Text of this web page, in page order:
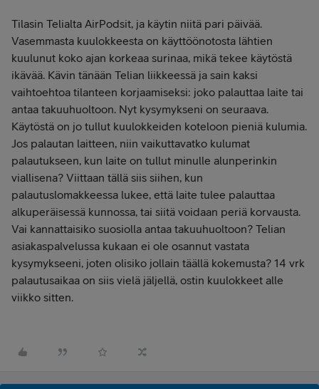
Tilasin Telialta AirPodsit, ja käytin niitä pari päivää.
Vasemmasta kuulokkeesta on käyttöönotosta lähtien
kuulunut koko ajan korkeaa surinaa, mikä tekee käytöstä
ikävää. Kävin tänään Telian liikkeessä ja sain kaksi
vaihtoehtoa tilanteen korjaamiseksi: joko palauttaa laite tai
antaa takuuhuoltoon. Nyt kysymykseni on seuraava.
Käytöstä on jo tullut kuulokkeiden koteloon pieniä kulumia.
Jos palautan laitteen, niin vaikuttavatko kulumat
palautukseen, kun laite on tullut minulle alunperinkin
viallisena? Viittaan tällä siis siihen, kun
palautuslomakkeessa lukee, että laite tulee palauttaa
alkuperäisessä kunnossa, tai siitä voidaan periä korvausta.
Vai kannattaisiko suosiolla antaa takuuhuoltoon? Telian
asiakaspalvelussa kukaan ei ole osannut vastata
kysymykseeni, joten olisiko jollain täällä kokemusta? 14 vrk
palautusaikaa on siis vielä jäljellä, ostin kuulokkeet alle
viikko sitten.